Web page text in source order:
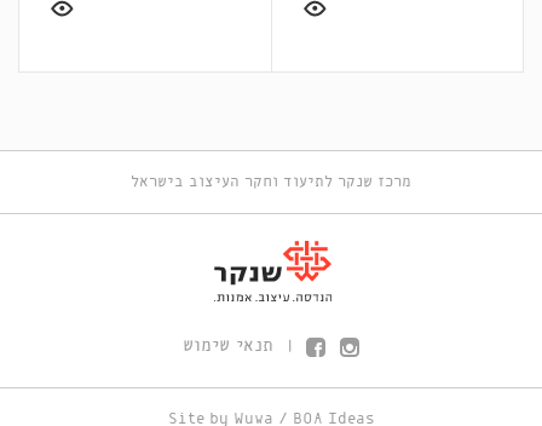
מרכז שנקר לתיעוד וחקר העיצוב בישראל
תנאי שימוש
Site by Wuwa / BOA Ideas